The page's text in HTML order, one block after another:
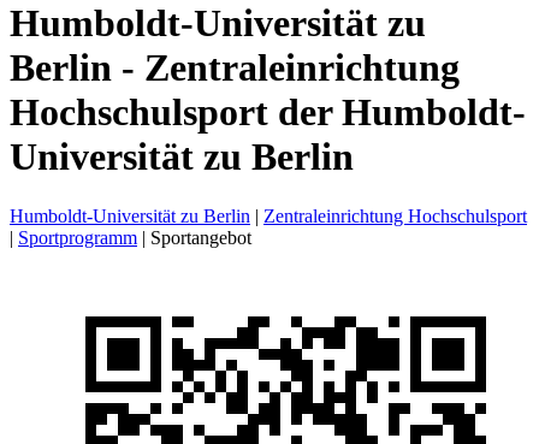
Humboldt-Universität zu
Berlin - Zentraleinrichtung
Hochschulsport der Humboldt-
Universität zu Berlin
Humboldt-Universität zu Berlin | Zentraleinrichtung Hochschulsport
| Sportprogramm | Sportangebot